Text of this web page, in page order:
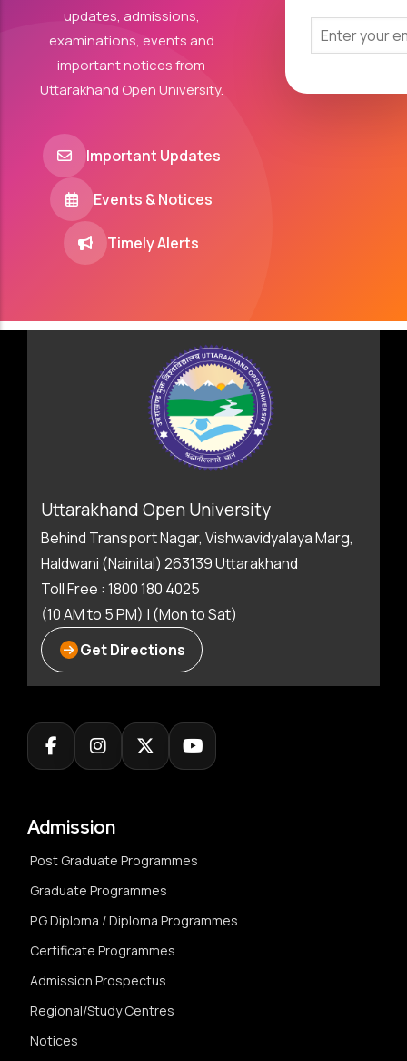
updates, admissions,
examinations, events and
important notices from
Uttarakhand Open University.
Important Updates
Events & Notices
Timely Alerts
Uttarakhand Open University
Behind Transport Nagar, Vishwavidyalaya Marg,
Haldwani (Nainital) 263139 Uttarakhand
Toll Free : 1800 180 4025
(10 AM to 5 PM) | (Mon to Sat)
Get Directions
Admission
Post Graduate Programmes
Graduate Programmes
P.G Diploma / Diploma Programmes
Certificate Programmes
Admission Prospectus
Regional/Study Centres
Notices